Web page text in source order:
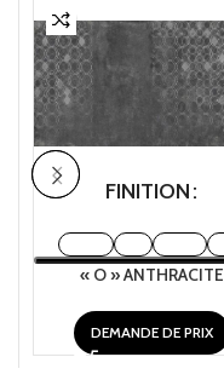
FINITION
« O » ANTHRACITE
DEMANDE DE PRIX